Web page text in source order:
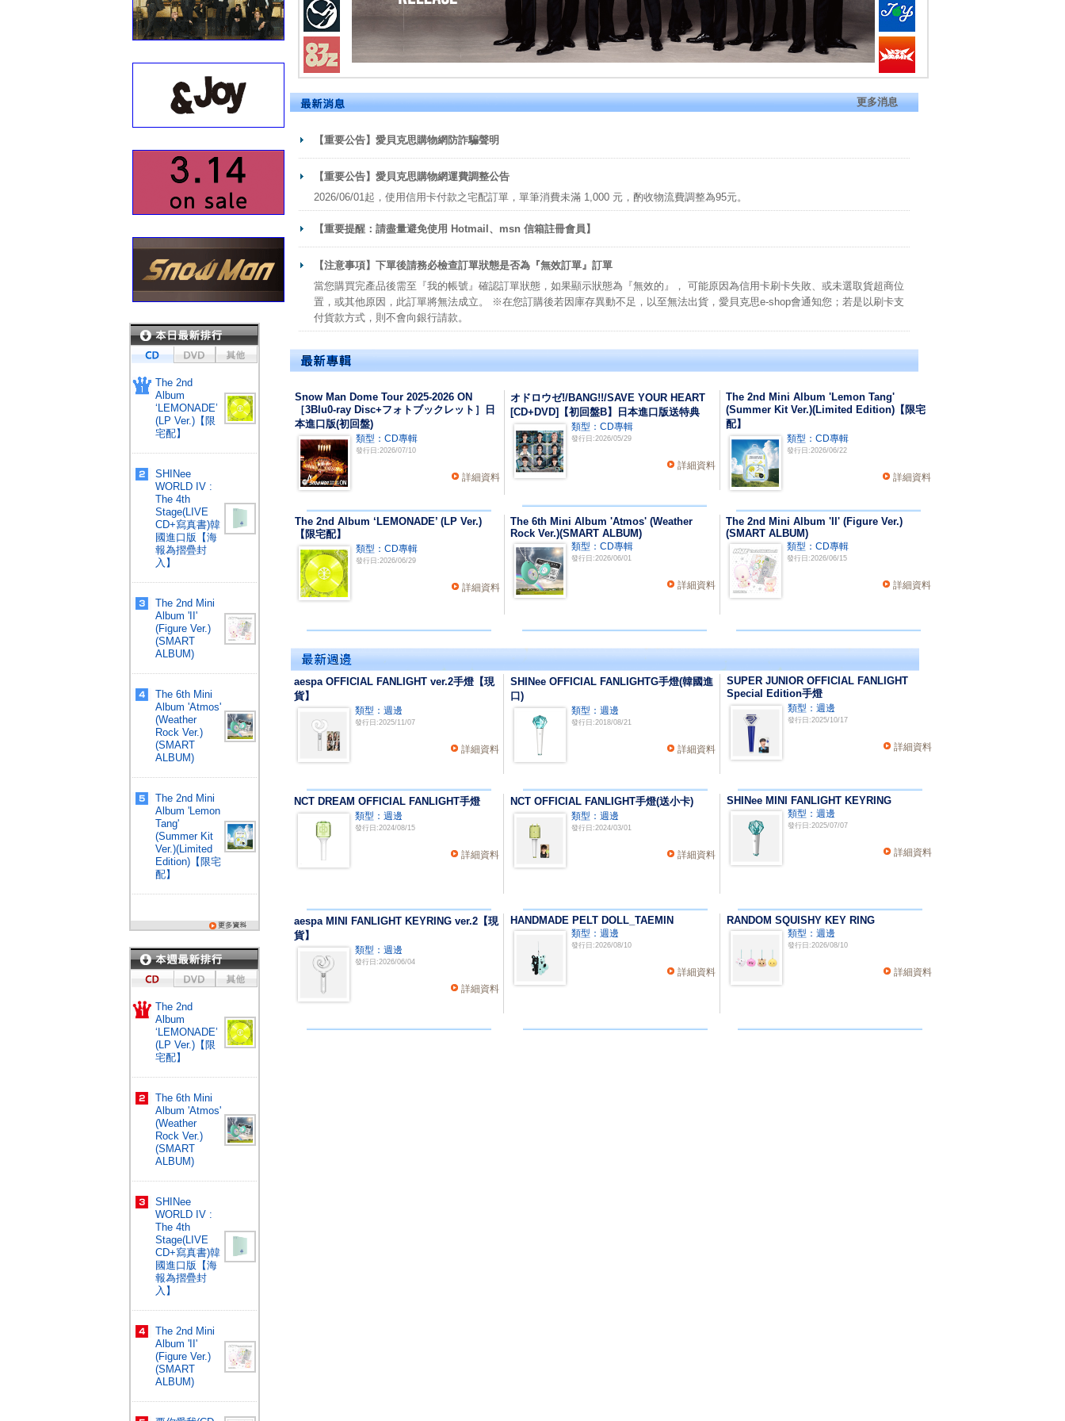
The 2nd
Album
‘LEMONADE’
(LP Ver.)【限
宅配】
SHINee
WORLD IV :
The 4th
Stage(LIVE
CD+寫真書)韓
國進口版【海
報為摺疊封
入】
The 2nd Mini
Album 'II'
(Figure Ver.)
(SMART
ALBUM)
The 6th Mini
Album 'Atmos'
(Weather
Rock Ver.)
(SMART
ALBUM)
The 2nd Mini
Album 'Lemon
Tang'
(Summer Kit
Ver.)(Limited
Edition)【限宅
配】
The 2nd
Album
‘LEMONADE’
(LP Ver.)【限
宅配】
The 6th Mini
Album 'Atmos'
(Weather
Rock Ver.)
(SMART
ALBUM)
SHINee
WORLD IV :
The 4th
Stage(LIVE
CD+寫真書)韓
國進口版【海
報為摺疊封
入】
The 2nd Mini
Album 'II'
(Figure Ver.)
(SMART
ALBUM)
更多消息
【重要公告】愛貝克思購物網防詐騙聲明
【重要公告】愛貝克思購物網運費調整公告
2026/06/01起，使用信用卡付款之宅配訂單，單筆消費未滿 1,000 元，酌收物流費調整為95元。
【重要提醒：請盡量避免使用 Hotmail、msn 信箱註冊會員】
【注意事項】下單後請務必檢查訂單狀態是否為『無效訂單』訂單
當您購買完產品後需至『我的帳號』確認訂單狀態，如果顯示狀態為『無效的』， 可能原因為信用卡刷卡失敗、或未選取貨超商位
置，或其他原因，此訂單將無法成立。 ※在您訂購後若因庫存異動不足，以至無法出貨，愛貝克思e-shop會通知您；若是以刷卡支
付貨款方式，則不會向銀行請款。
Snow Man Dome Tour 2025-2026 ON
［3Blu0-ray Disc+フォトブックレット］日
本進口版(初回盤)
類型：CD專輯
發行日:2026/07/10
詳細資料
オドロウゼ!/BANG!!/SAVE YOUR HEART
[CD+DVD]【初回盤B】日本進口版送特典
類型：CD專輯
發行日:2026/05/29
詳細資料
The 2nd Mini Album 'Lemon Tang'
(Summer Kit Ver.)(Limited Edition)【限宅
配】
類型：CD專輯
發行日:2026/06/22
詳細資料
The 2nd Album ‘LEMONADE’ (LP Ver.)
【限宅配】
類型：CD專輯
發行日:2026/06/29
詳細資料
The 6th Mini Album 'Atmos' (Weather
Rock Ver.)(SMART ALBUM)
類型：CD專輯
發行日:2026/06/01
詳細資料
The 2nd Mini Album 'II' (Figure Ver.)
(SMART ALBUM)
類型：CD專輯
發行日:2026/06/15
詳細資料
aespa OFFICIAL FANLIGHT ver.2手燈【現
貨】
類型：週邊
發行日:2025/11/07
詳細資料
SHINee OFFICIAL FANLIGHTG手燈(韓國進
口)
類型：週邊
發行日:2018/08/21
詳細資料
SUPER JUNIOR OFFICIAL FANLIGHT
Special Edition手燈
類型：週邊
發行日:2025/10/17
詳細資料
NCT DREAM OFFICIAL FANLIGHT手燈
類型：週邊
發行日:2024/08/15
詳細資料
NCT OFFICIAL FANLIGHT手燈(送小卡)
類型：週邊
發行日:2024/03/01
詳細資料
SHINee MINI FANLIGHT KEYRING
類型：週邊
發行日:2025/07/07
詳細資料
aespa MINI FANLIGHT KEYRING ver.2【現
貨】
類型：週邊
發行日:2026/06/04
詳細資料
HANDMADE PELT DOLL_TAEMIN
類型：週邊
發行日:2026/08/10
詳細資料
RANDOM SQUISHY KEY RING
類型：週邊
發行日:2026/08/10
詳細資料